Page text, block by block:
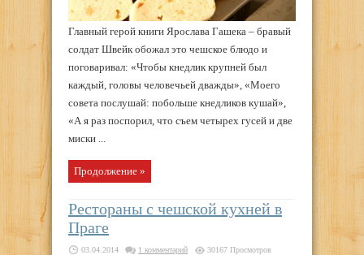
Главный герой книги Ярослава Гашека – бравый
солдат Швейк обожал это чешское блюдо и
поговаривал: «Чтобы кнедлик крупней был
каждый, головы человечьей дважды», «Моего
совета послушай: побольше кнедликов кушай»,
«А я раз поспорил, что съем четырех гусей и две
миски ...
Продолжение »
Рестораны с чешской кухней в
Праге
03.04.2014 1 комментарий 30167 Просмотров